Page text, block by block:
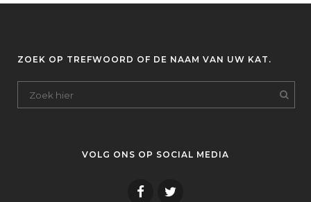
ZOEK OP TREFWOORD OF DE NAAM VAN UW KAT.
VOLG ONS OP SOCIAL MEDIA